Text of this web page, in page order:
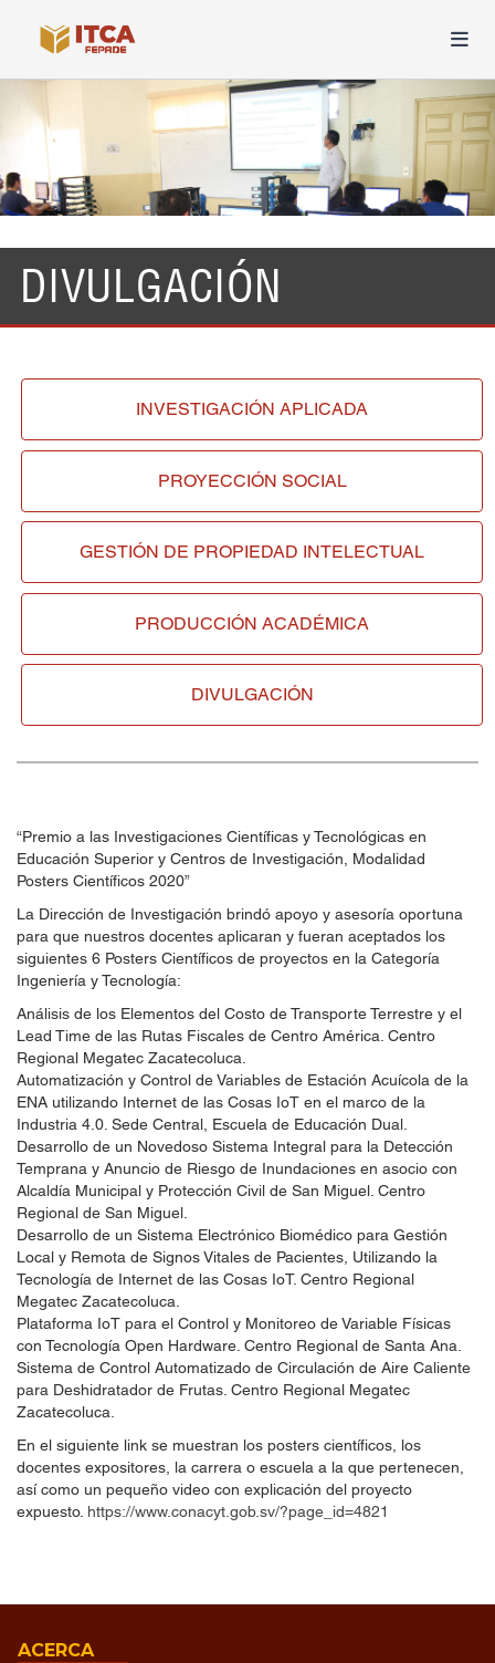
DIVULGACIÓN
INVESTIGACIÓNAPLICADA
PROYECCIÓN SOCIAL
GESTIÓN DE PROPIEDAD INTELECTUAL
PRODUCCIÓN ACADÉMICA
DIVULGACIÓN
“Premio a las Investigaciones Científicas y Tecnológicas en
Educación Superior y Centros de Investigación, Modalidad
Posters Científicos 2020”
La Dirección de Investigación brindó apoyo y asesoría oportuna
para que nuestros docentes aplicaran y fueran aceptados los
siguientes 6 Posters Científicos de proyectos en la Categoría
Ingeniería y Tecnología:
Análisis de los Elementos del Costo de Transporte Terrestre y el
Lead Time de las Rutas Fiscales de Centro América. Centro
Regional Megatec Zacatecoluca.
Automatización y Control de Variables de Estación Acuícola de la
ENA utilizando Internet de las Cosas IoT en el marco de la
Industria 4.0. Sede Central, Escuela de Educación Dual.
Desarrollo de un Novedoso Sistema Integral para la Detección
Temprana y Anuncio de Riesgo de Inundaciones en asocio con
Alcaldía Municipal y Protección Civil de San Miguel. Centro
Regional de San Miguel.
Desarrollo de un Sistema Electrónico Biomédico para Gestión
Local y Remota de Signos Vitales de Pacientes, Utilizando la
Tecnología de Internet de las Cosas IoT. Centro Regional
Megatec Zacatecoluca.
Plataforma IoT para el Control y Monitoreo de Variable Físicas
con Tecnología Open Hardware. Centro Regional de Santa Ana.
Sistema de Control Automatizado de Circulación de Aire Caliente
para Deshidratador de Frutas. Centro Regional Megatec
Zacatecoluca.
En el siguiente link se muestran los posters científicos, los
docentes expositores, la carrera o escuela a la que pertenecen,
así como un pequeño video con explicación del proyecto
expuesto. https://www.conacyt.gob.sv/?page_id=4821
ACERCA